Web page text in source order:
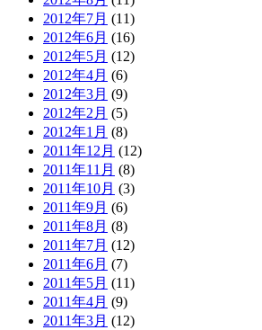
2012年7月 (11)
2012年6月 (16)
2012年5月 (12)
2012年4月 (6)
2012年3月 (9)
2012年2月 (5)
2012年1月 (8)
2011年12月 (12)
2011年11月 (8)
2011年10月 (3)
2011年9月 (6)
2011年8月 (8)
2011年7月 (12)
2011年6月 (7)
2011年5月 (11)
2011年4月 (9)
2011年3月 (12)